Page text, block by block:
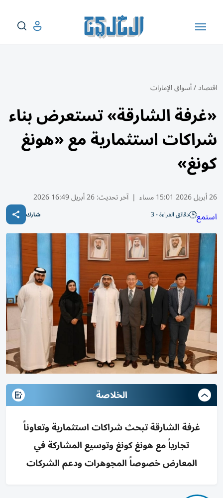
اقتصاد/أسواق الإمارات
«غرفة الشارقة» تستعرض بناء
شراكات استثمارية مع «هونغ
كونغ»
26 أبريل 2026 15:01 مساء | آخر تحديث:26 أبريل 16:49 2026
استمع دقائق القراءة - 3 شارك
الخلاصة
غرفة الشارقة تبحث شراكات استثمارية وتعاوناً
تجارياً مع هونغ كونغ وتوسيع المشاركة في
المعارض خصوصاً المجوهرات ودعم الشركات